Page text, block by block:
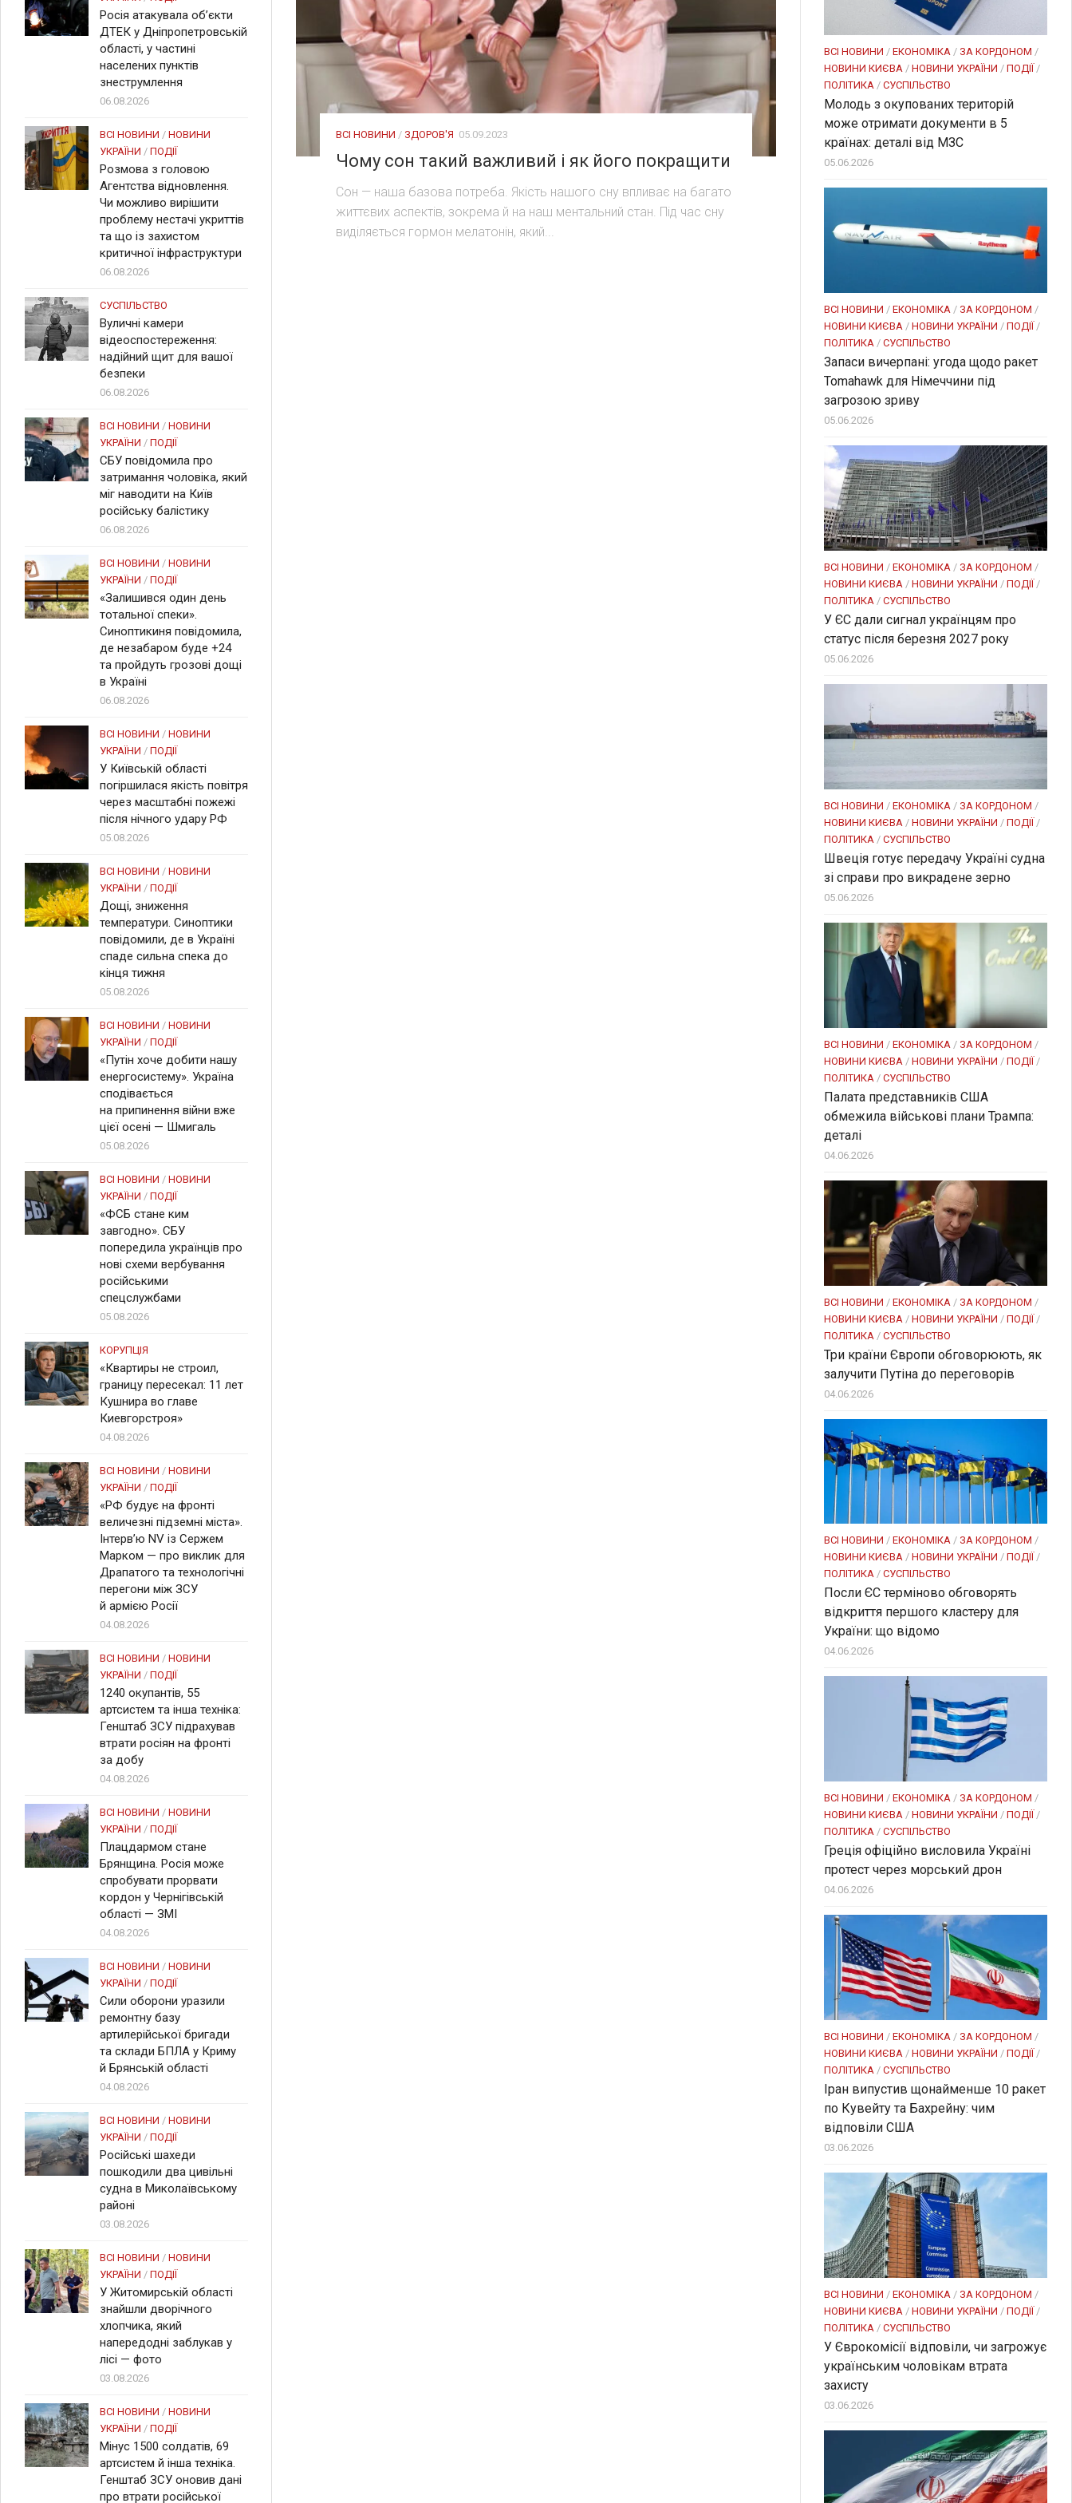
ВСІ НОВИНИ / ЗДОРОВ'Я 05.09.2023
​Чому сон такий важливий і як його покращити
Сон — наша базова потреба. Якість нашого сну впливає на багато
життєвих аспектів, зокрема й на наш ментальний стан. Під час сну
виділяється гормон мелатонін, який...
Росія атакувала об’єкти
ДТЕК у Дніпропетровській
області, у частині
населених пунктів
знеструмлення
06.08.2026
ВСІ НОВИНИ / НОВИНИ
УКРАЇНИ / ПОДІЇ
Розмова з головою
Агентства відновлення.
Чи можливо вирішити
проблему нестачі укриттів
та що із захистом
критичної інфраструктури
06.08.2026
СУСПІЛЬСТВО
Вуличні камери
відеоспостереження:
надійний щит для вашої
безпеки
06.08.2026
ВСІ НОВИНИ / НОВИНИ
УКРАЇНИ / ПОДІЇ
СБУ повідомила про
затримання чоловіка, який
міг наводити на Київ
російську балістику
06.08.2026
ВСІ НОВИНИ / НОВИНИ
УКРАЇНИ / ПОДІЇ
«Залишився один день
тотальної спеки».
Синоптикиня повідомила,
де незабаром буде +24
та пройдуть грозові дощі
в Україні
06.08.2026
ВСІ НОВИНИ / НОВИНИ
УКРАЇНИ / ПОДІЇ
У Київській області
погіршилася якість повітря
через масштабні пожежі
після нічного удару РФ
05.08.2026
ВСІ НОВИНИ / НОВИНИ
УКРАЇНИ / ПОДІЇ
Дощі, зниження
температури. Синоптики
повідомили, де в Україні
спаде сильна спека до
кінця тижня
05.08.2026
ВСІ НОВИНИ / НОВИНИ
УКРАЇНИ / ПОДІЇ
«Путін хоче добити нашу
енергосистему». Україна
сподівається
на припинення війни вже
цієї осені — Шмигаль
05.08.2026
ВСІ НОВИНИ / НОВИНИ
УКРАЇНИ / ПОДІЇ
«ФСБ стане ким
завгодно». СБУ
попередила українців про
нові схеми вербування
російськими
спецслужбами
05.08.2026
КОРУПЦІЯ
«Квартиры не строил,
границу пересекал: 11 лет
Кушнира во главе
Киевгорстроя»
04.08.2026
ВСІ НОВИНИ / НОВИНИ
УКРАЇНИ / ПОДІЇ
«РФ будує на фронті
величезні підземні міста».
Інтерв’ю NV із Сержем
Марком — про виклик для
Драпатого та технологічні
перегони між ЗСУ
й армією Росії
04.08.2026
ВСІ НОВИНИ / НОВИНИ
УКРАЇНИ / ПОДІЇ
1240 окупантів, 55
артсистем та інша техніка:
Генштаб ЗСУ підрахував
втрати росіян на фронті
за добу
04.08.2026
ВСІ НОВИНИ / НОВИНИ
УКРАЇНИ / ПОДІЇ
Плацдармом стане
Брянщина. Росія може
спробувати прорвати
кордон у Чернігівській
області — ЗМІ
04.08.2026
ВСІ НОВИНИ / НОВИНИ
УКРАЇНИ / ПОДІЇ
Сили оборони уразили
ремонтну базу
артилерійської бригади
та склади БПЛА у Криму
й Брянській області
04.08.2026
ВСІ НОВИНИ / НОВИНИ
УКРАЇНИ / ПОДІЇ
Російські шахеди
пошкодили два цивільні
судна в Миколаївському
районі
03.08.2026
ВСІ НОВИНИ / НОВИНИ
УКРАЇНИ / ПОДІЇ
У Житомирській області
знайшли дворічного
хлопчика, який
напередодні заблукав у
лісі — фото
03.08.2026
ВСІ НОВИНИ / НОВИНИ
УКРАЇНИ / ПОДІЇ
Мінус 1500 солдатів, 69
артсистем й інша техніка.
Генштаб ЗСУ оновив дані
про втрати російської
ВСІ НОВИНИ / ЕКОНОМІКА / ЗА КОРДОНОМ /
НОВИНИ КИЄВА / НОВИНИ УКРАЇНИ / ПОДІЇ /
ПОЛІТИКА / СУСПІЛЬСТВО
Молодь з окупованих територій
може отримати документи в 5
країнах: деталі від МЗС
05.06.2026
ВСІ НОВИНИ / ЕКОНОМІКА / ЗА КОРДОНОМ /
НОВИНИ КИЄВА / НОВИНИ УКРАЇНИ / ПОДІЇ /
ПОЛІТИКА / СУСПІЛЬСТВО
Запаси вичерпані: угода щодо ракет
Tomahawk для Німеччини під
загрозою зриву
05.06.2026
ВСІ НОВИНИ / ЕКОНОМІКА / ЗА КОРДОНОМ /
НОВИНИ КИЄВА / НОВИНИ УКРАЇНИ / ПОДІЇ /
ПОЛІТИКА / СУСПІЛЬСТВО
У ЄС дали сигнал українцям про
статус після березня 2027 року
05.06.2026
ВСІ НОВИНИ / ЕКОНОМІКА / ЗА КОРДОНОМ /
НОВИНИ КИЄВА / НОВИНИ УКРАЇНИ / ПОДІЇ/
ПОЛІТИКА / СУСПІЛЬСТВО
Швеція готує передачу Україні судна
зі справи про викрадене зерно
05.06.2026
ВСІ НОВИНИ / ЕКОНОМІКА / ЗА КОРДОНОМ /
НОВИНИ КИЄВА / НОВИНИ УКРАЇНИ / ПОДІЇ/
ПОЛІТИКА / СУСПІЛЬСТВО
Палата представників США
обмежила військові плани Трампа:
деталі
04.06.2026
ВСІ НОВИНИ / ЕКОНОМІКА / ЗА КОРДОНОМ /
НОВИНИ КИЄВА / НОВИНИ УКРАЇНИ / ПОДІЇ/
ПОЛІТИКА / СУСПІЛЬСТВО
Три країни Європи обговорюють, як
залучити Путіна до переговорів
04.06.2026
ВСІ НОВИНИ / ЕКОНОМІКА / ЗА КОРДОНОМ /
НОВИНИ КИЄВА / НОВИНИ УКРАЇНИ / ПОДІЇ /
ПОЛІТИКА / СУСПІЛЬСТВО
Посли ЄC терміново обговорять
відкриття першого кластеру для
України: що відомо
04.06.2026
ВСІ НОВИНИ / ЕКОНОМІКА / ЗА КОРДОНОМ /
НОВИНИ КИЄВА / НОВИНИ УКРАЇНИ / ПОДІЇ /
ПОЛІТИКА / СУСПІЛЬСТВО
Греція офіційно висловила Україні
протест через морський дрон
04.06.2026
ВСІ НОВИНИ / ЕКОНОМІКА / ЗА КОРДОНОМ /
НОВИНИ КИЄВА / НОВИНИ УКРАЇНИ / ПОДІЇ /
ПОЛІТИКА / СУСПІЛЬСТВО
Іран випустив щонайменше 10 ракет
по Кувейту та Бахрейну: чим
відповіли США
03.06.2026
ВСІ НОВИНИ / ЕКОНОМІКА / ЗА КОРДОНОМ /
НОВИНИ КИЄВА / НОВИНИ УКРАЇНИ / ПОДІЇ /
ПОЛІТИКА / СУСПІЛЬСТВО
У Єврокомісії відповіли, чи загрожує
українським чоловікам втрата
захисту
03.06.2026